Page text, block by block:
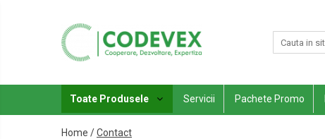
Toate Produsele
Echipamente Incalzire
Pachete promo
Boilere / Puffere
Toate Produsele Servicii Pachete Promo
Home /Contact